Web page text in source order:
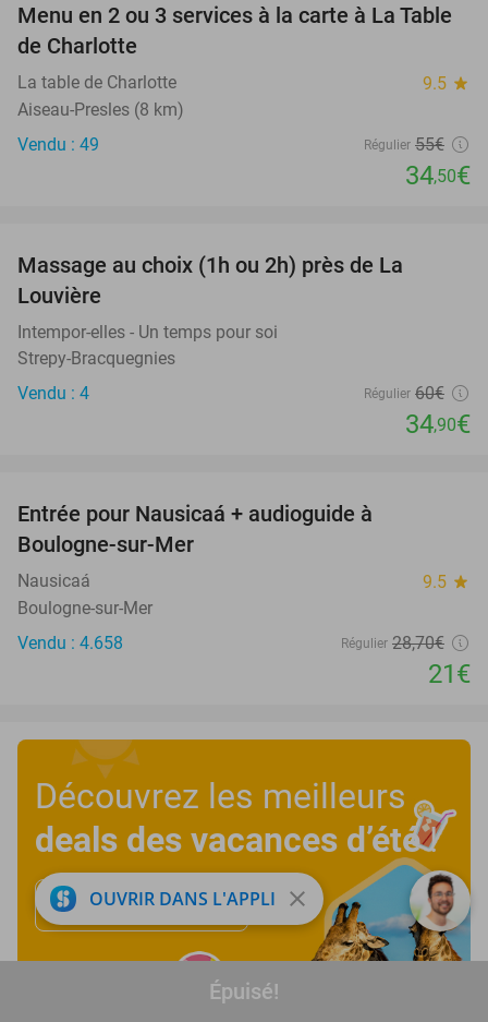
Épuisé!
37%
Menu en 2 ou 3 services à la carte à La Table
de Charlotte
La table de Charlotte 9.5 star
Aiseau-Presles (8 km)
Vendu : 49
Régulier 55€
34,50€
Massage au choix (1h ou 2h) près de La
Louvière
Intempor-elles - Un temps pour soi
Strepy-Bracquegnies
Vendu : 4
Régulier 60€
34,90€
Entrée pour Nausicaá + audioguide à
Boulogne-sur-Mer
Nausicaá 9.5 star
Boulogne-sur-Mer
Vendu : 4.658
Régulier 28,70€
21€
Découvrez les meilleurs
deals des vacances d’été!
Découvrez maintenant
OUVRIR DANS L'APPLI close